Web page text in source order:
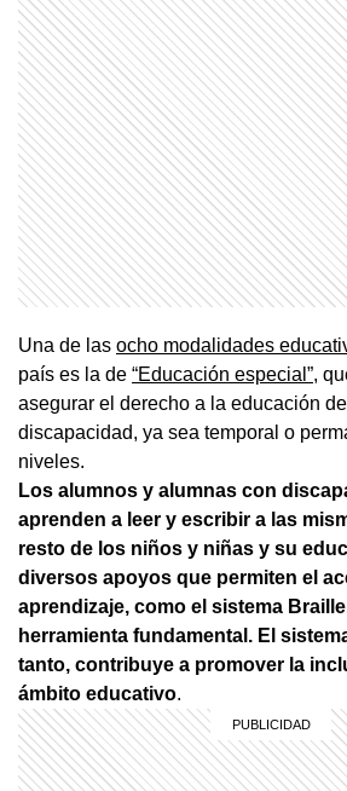
Una de las ocho modalidades
país es la de “Educación especial”,
asegurar el derecho a la educación
discapacidad, ya sea temporal o
niveles.
Los alumnos y alumnas con
aprenden a leer y escribir a las
resto de los niños y niñas y su
diversos apoyos que permiten el
aprendizaje, como el sistema
herramienta fundamental. El
tanto, contribuye a promover la
ámbito educativo.